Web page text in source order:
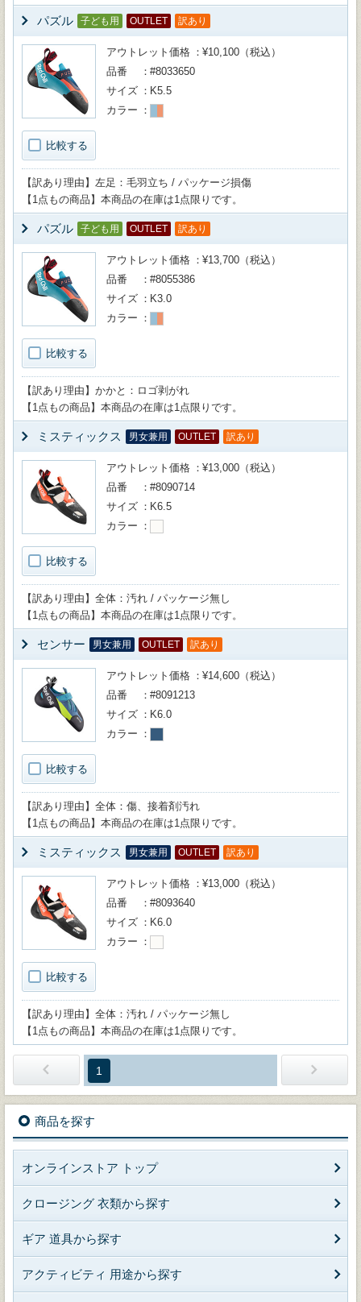
パズル 子ども用 OUTLET 訳あり
比較する
アウトレット価格
¥10,100（税込）
品番
#8033650
サイズ
K5.5
カラー
【訳あり理由】左足：毛羽立ち / パッケージ損傷
【1点もの商品】本商品の在庫は1点限りです。
パズル 子ども用 OUTLET 訳あり
比較する
アウトレット価格
¥13,700（税込）
品番
#8055386
サイズ
K3.0
カラー
【訳あり理由】かかと：ロゴ剥がれ
【1点もの商品】本商品の在庫は1点限りです。
ミスティックス 男女兼用 OUTLET 訳あり
比較する
アウトレット価格
¥13,000（税込）
品番
#8090714
サイズ
K6.5
カラー
【訳あり理由】全体：汚れ / パッケージ無し
【1点もの商品】本商品の在庫は1点限りです。
センサー 男女兼用 OUTLET 訳あり
比較する
アウトレット価格
¥14,600（税込）
品番
#8091213
サイズ
K6.0
カラー
【訳あり理由】全体：傷、接着剤汚れ
【1点もの商品】本商品の在庫は1点限りです。
ミスティックス 男女兼用 OUTLET 訳あり
比較する
アウトレット価格
¥13,000（税込）
品番
#8093640
サイズ
K6.0
カラー
【訳あり理由】全体：汚れ / パッケージ無し
【1点もの商品】本商品の在庫は1点限りです。
1
商品を探す
オンラインストア トップ
クロージング 衣類から探す
ギア 道具から探す
アクティビティ 用途から探す